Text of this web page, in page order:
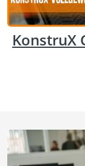
KonstruX